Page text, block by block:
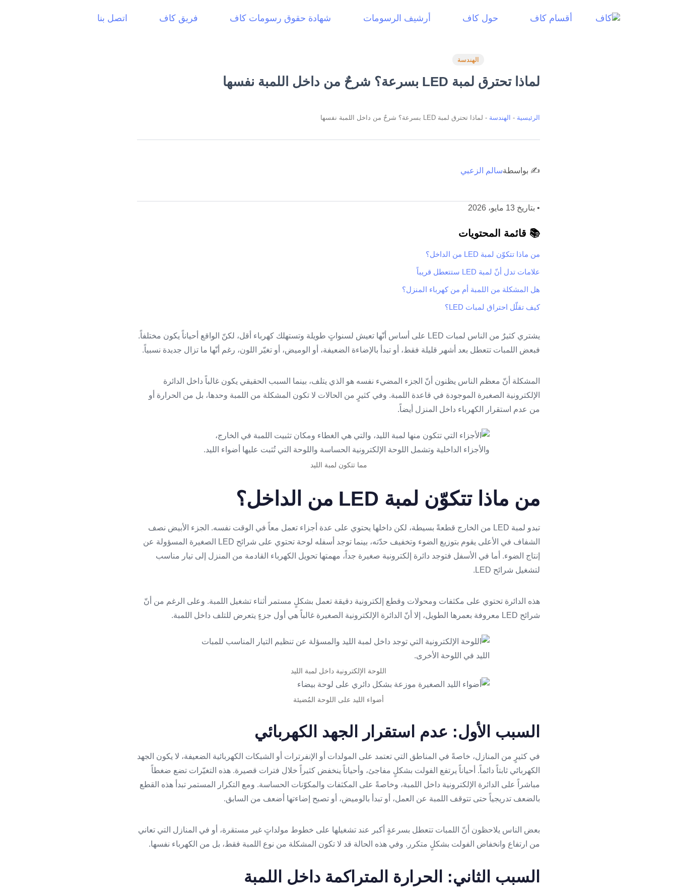
أقسام كاف حول كاف أرشيف الرسومات شهادة حقوق رسومات كاف فريق كاف اتصل بنا
الهندسة
لماذا تحترق لمبة LED بسرعة؟ شرحٌ من داخل اللمبة نفسها
الرئيسية - الهندسة - لماذا تحترق لمبة LED بسرعة؟ شرحٌ من داخل اللمبة نفسها
✍️ بواسطةسالم الزعبي
• بتاريخ 13 مايو، 2026
📚 قائمة المحتويات
من ماذا تتكوّن لمبة LED من الداخل؟
علامات تدل أنّ لمبة LED ستتعطل قريباً
هل المشكلة من اللمبة أم من كهرباء المنزل؟
كيف تقلّل احتراق لمبات LED؟
يشتري كثيرٌ من الناس لمبات LED على أساس أنّها تعيش لسنواتٍ طويلة وتستهلك كهرباء أقل، لكنّ الواقع أحياناً يكون مختلفاً.
فبعض اللمبات تتعطل بعد أشهر قليلة فقط، أو تبدأ بالإضاءة الضعيفة، أو الوميض، أو تغيّر اللون، رغم أنّها ما تزال جديدة نسبياً.
المشكلة أنّ معظم الناس يظنون أنّ الجزء المضيء نفسه هو الذي يتلف، بينما السبب الحقيقي يكون غالباً داخل الدائرة
الإلكترونية الصغيرة الموجودة في قاعدة اللمبة. وفي كثيرٍ من الحالات لا تكون المشكلة من اللمبة وحدها، بل من الحرارة أو
من عدم استقرار الكهرباء داخل المنزل أيضاً.
مما تتكون لمبة الليد
من ماذا تتكوّن لمبة LED من الداخل؟
تبدو لمبة LED من الخارج قطعةً بسيطة، لكن داخلها يحتوي على عدة أجزاء تعمل معاً في الوقت نفسه. الجزء الأبيض نصف
الشفاف في الأعلى يقوم بتوزيع الضوء وتخفيف حدّته، بينما توجد أسفله لوحة تحتوي على شرائح LED الصغيرة المسؤولة عن
إنتاج الضوء. أما في الأسفل فتوجد دائرة إلكترونية صغيرة جداً، مهمتها تحويل الكهرباء القادمة من المنزل إلى تيار مناسب
لتشغيل شرائح LED.
هذه الدائرة تحتوي على مكثفات ومحولات وقطع إلكترونية دقيقة تعمل بشكلٍ مستمر أثناء تشغيل اللمبة. وعلى الرغم من أنّ
شرائح LED معروفة بعمرها الطويل، إلا أنّ الدائرة الإلكترونية الصغيرة غالباً هي أول جزءٍ يتعرض للتلف داخل اللمبة.
اللوحة الإلكترونية داخل لمبة الليد
أضواء الليد على اللوحة المُضيئة
السبب الأول: عدم استقرار الجهد الكهربائي
في كثيرٍ من المنازل، خاصةً في المناطق التي تعتمد على المولدات أو الإنفرترات أو الشبكات الكهربائية الضعيفة، لا يكون الجهد
الكهربائي ثابتاً دائماً. أحياناً يرتفع الفولت بشكلٍ مفاجئ، وأحياناً ينخفض كثيراً خلال فترات قصيرة. هذه التغيّرات تضع ضغطاً
مباشراً على الدائرة الإلكترونية داخل اللمبة، وخاصةً على المكثفات والمكوّنات الحساسة. ومع التكرار المستمر تبدأ هذه القطع
بالضعف تدريجياً حتى تتوقف اللمبة عن العمل، أو تبدأ بالوميض، أو تصبح إضاءتها أضعف من السابق.
بعض الناس يلاحظون أنّ اللمبات تتعطل بسرعةٍ أكبر عند تشغيلها على خطوط مولداتٍ غير مستقرة، أو في المنازل التي تعاني
من ارتفاع وانخفاض الفولت بشكلٍ متكرر. وفي هذه الحالة قد لا تكون المشكلة من نوع اللمبة فقط، بل من الكهرباء نفسها.
السبب الثاني: الحرارة المتراكمة داخل اللمبة